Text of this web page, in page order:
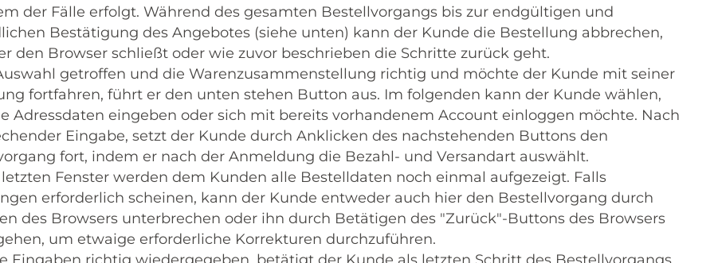
der Fälle erfolgt. Während des gesamten Bestellvorgangs bis zur endgültigen und
Bestätigung des Angebotes (siehe unten) kann der Kunde die Bestellung abbrechen,
den Browser schließt oder wie zuvor beschrieben die Schritte zurück geht.
getroffen und die Warenzusammenstellung richtig und möchte der Kunde mit seiner
fortfahren, führt er den unten stehen Button aus. Im folgenden kann der Kunde wählen,
Adressdaten eingeben oder sich mit bereits vorhandenem Account einloggen möchte. Nach
Eingabe, setzt der Kunde durch Anklicken des nachstehenden Buttons den
fort, indem er nach der Anmeldung die Bezahl- und Versandart auswählt.
Fenster werden dem Kunden alle Bestelldaten noch einmal aufgezeigt. Falls
erforderlich scheinen, kann der Kunde entweder auch hier den Bestellvorgang durch
des Browsers unterbrechen oder ihn durch Betätigen des "Zurück"-Buttons des Browsers
um etwaige erforderliche Korrekturen durchzuführen.
Eingaben richtig wiedergegeben, betätigt der Kunde als letzten Schritt des Bestellvorgangs